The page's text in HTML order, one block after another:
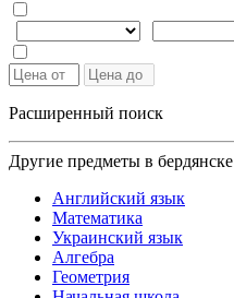
Расширенный поиск
Другие предметы в бердянске
Английский язык
Математика
Украинский язык
Алгебра
Геометрия